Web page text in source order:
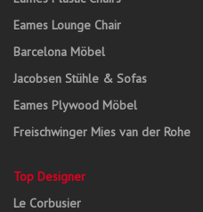
Eames Lounge Chair
Barcelona Möbel
Jacobsen Stühle & Sofas
Eames Plywood Möbel
Freischwinger Mies van der Rohe
Top Designer
Le Corbusier